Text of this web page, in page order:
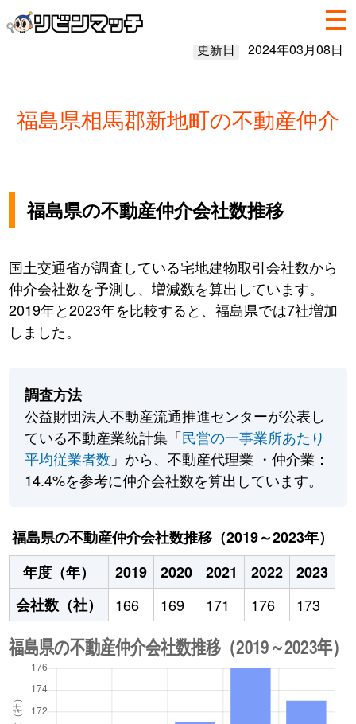
更新日 2024年03月08日
福島県相馬郡新地町の不動産仲介
福島県の不動産仲介会社数推移
国土交通省が調査している宅地建物取引会社数から
仲介会社数を予測し、増減数を算出しています。
2019年と2023年を比較すると、福島県では7社増加
しました。
調査方法
公益財団法人不動産流通推進センターが公表し
ている不動産業統計集「民営の一事業所あたり
平均従業者数 」から、不動産代理業 ・仲介業：
14.4%を参考に仲介会社数を算出しています。
福島県の不動産仲介会社数推移（2019～2023年）
年度（年）
2019 2020 2021 2022
2023
会社数（社）
166 169 171 176 173